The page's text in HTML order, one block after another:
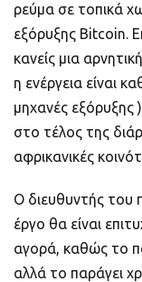
ρεύμα σε τοπικά
εξόρυξης Bitcoin.
κανείς μια
η ενέργεια είναι
μηχανές
στο τέλος της
αφρικανικές
Ο διευθυντής του
έργο θα είναι
αγορά, καθώς το
αλλά το παράγει